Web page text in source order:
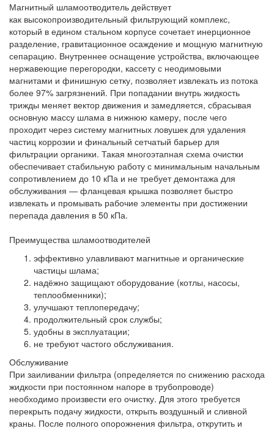
Магнитный шламоотводитель действует
как высокопроизводительный фильтрующий комплекс,
который в едином стальном корпусе сочетает инерционное
разделение, гравитационное осаждение и мощную магнитную
сепарацию. Внутреннее оснащение устройства, включающее
нержавеющие перегородки, кассету с неодимовыми
магнитами и финишную сетку, позволяет извлекать из потока
более 97% загрязнений. При попадании внутрь жидкость
трижды меняет вектор движения и замедляется, сбрасывая
основную массу шлама в нижнюю камеру, после чего
проходит через систему магнитных ловушек для удаления
частиц коррозии и финальный сетчатый барьер для
фильтрации органики. Такая многоэтапная схема очистки
обеспечивает стабильную работу с минимальным начальным
сопротивлением до 10 кПа и не требует демонтажа для
обслуживания — фланцевая крышка позволяет быстро
извлекать и промывать рабочие элементы при достижении
перепада давления в 50 кПа.
Преимущества шламоотводителей
эффективно улавливают магнитные и органические
частицы шлама;
надёжно защищают оборудование (котлы, насосы,
теплообменники);
улучшают теплопередачу;
продолжительный срок службы;
удобны в эксплуатации;
не требуют частого обслуживания.
Обслуживание
При заиливании фильтра (определяется по снижению расхода
жидкости при постоянном напоре в трубопроводе)
необходимо произвести его очистку. Для этого требуется
перекрыть подачу жидкости, открыть воздушный и сливной
краны. После полного опорожнения фильтра, открутить и